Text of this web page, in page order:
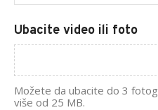
Ubacite video ili foto
Možete da ubacite do 3
više od 25 MB.